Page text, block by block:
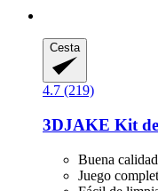
Cesta
4.7 (219)
3DJAKE Kit
Buena calidad
Juego